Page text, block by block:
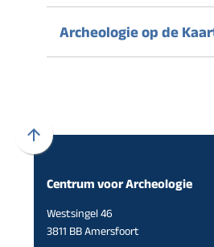
Archeologie op de
Scroll
boven
het
Centrum voor Archeologie
Westsingel 46
3811 BB Amersfoort